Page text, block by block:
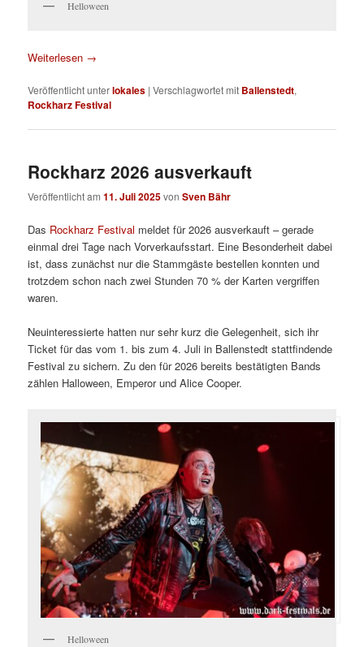
Helloween
Weiterlesen →
Veröffentlicht unterlokales |Verschlagwortet mit Ballenstedt,
Rockharz Festival
Rockharz 2026 ausverkauft
Veröffentlicht am11. Juli 2025vonSven Bähr
Das Rockharz Festival meldet für 2026 ausverkauft – gerade
einmal drei Tage nach Vorverkaufsstart. Eine Besonderheit dabei
ist, dass zunächst nur die Stammgäste bestellen konnten und
trotzdem schon nach zwei Stunden 70 % der Karten vergriffen
waren.
Neuinteressierte hatten nur sehr kurz die Gelegenheit, sich ihr
Ticket für das vom 1. bis zum 4. Juli in Ballenstedt stattfindende
Festival zu sichern. Zu den für 2026 bereits bestätigten Bands
zählen Halloween, Emperor und Alice Cooper.
Helloween